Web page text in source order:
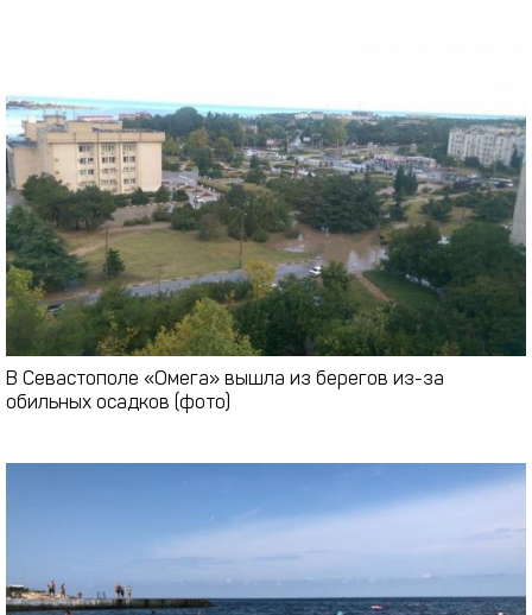
В Севастополе «Омега» вышла из берегов из-за
обильных осадков (фото)